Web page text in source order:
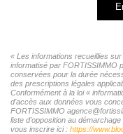
« Les informations recueillies
informatisé par FORTISSIMMO
conservées pour la durée
des prescriptions légales
Conformément à la loi «
d'accès aux données vous
FORTISSIMMO
liste d'opposition au
vous inscrire ici : https://